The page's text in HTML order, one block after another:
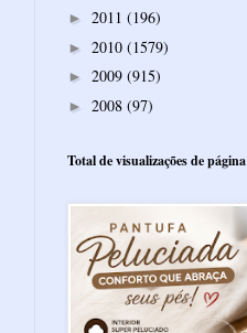
► 2011 (196)
► 2010 (1579)
► 2009 (915)
► 2008 (97)
Total de visualizações de página